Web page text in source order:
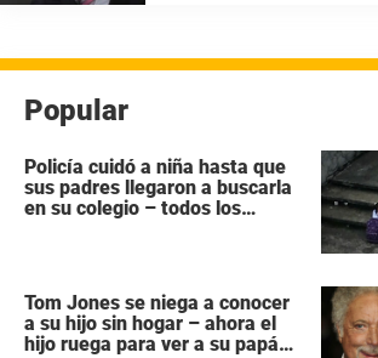
Popular
Policía cuidó a niña hasta que
sus padres llegaron a buscarla
en su colegio – todos los
Tom Jones se niega a conocer
a su hijo sin hogar – ahora el
hijo ruega para ver a su papá